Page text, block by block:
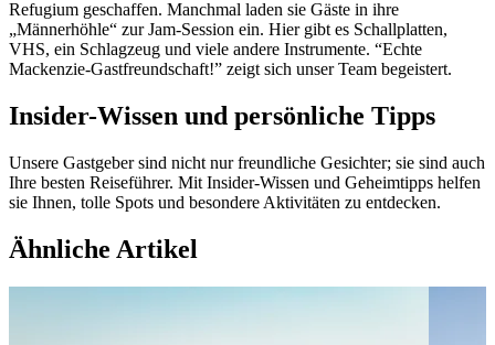
Refugium geschaffen. Manchmal laden sie Gäste in ihre
„Männerhöhle“ zur Jam-Session ein. Hier gibt es Schallplatten,
VHS, ein Schlagzeug und viele andere Instrumente. “Echte
Mackenzie-Gastfreundschaft!” zeigt sich unser Team begeistert.
Insider-Wissen und persönliche Tipps
Unsere Gastgeber sind nicht nur freundliche Gesichter; sie sind auch
Ihre besten Reiseführer. Mit Insider-Wissen und Geheimtipps helfen
sie Ihnen, tolle Spots und besondere Aktivitäten zu entdecken.
Ähnliche Artikel